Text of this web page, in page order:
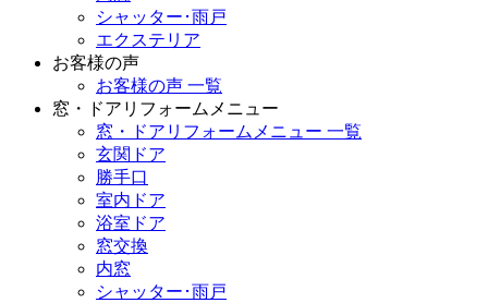
シャッター･雨戸
エクステリア
お客様の声
お客様の声 一覧
窓・ドアリフォームメニュー
窓・ドアリフォームメニュー 一覧
玄関ドア
勝手口
室内ドア
浴室ドア
窓交換
内窓
シャッター･雨戸